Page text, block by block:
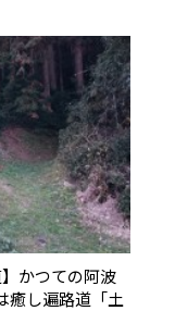
かつての阿波
癒し遍路道「土